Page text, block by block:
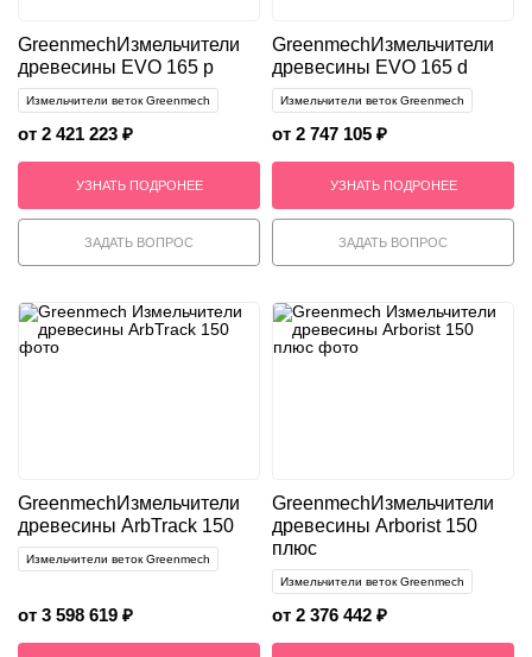
GreenmechИзмельчители
древесины EVO 165 p
Измельчители веток Greenmech
от 2 421 223 ₽
УЗНАТЬ ПОДРОНЕЕ
ЗАДАТЬ ВОПРОС
GreenmechИзмельчители
древесины EVO 165 d
Измельчители веток Greenmech
от 2 747 105 ₽
УЗНАТЬ ПОДРОНЕЕ
ЗАДАТЬ ВОПРОС
GreenmechИзмельчители
древесины ArbTrack 150
Измельчители веток Greenmech
от 3 598 619 ₽
GreenmechИзмельчители
древесины Arborist 150
плюс
Измельчители веток Greenmech
от 2 376 442 ₽